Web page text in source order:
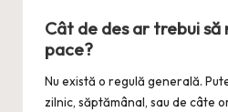
Cât de des ar trebui
pace?
Nu există o regulă generală.
zilnic, săptămânal, sau de câte